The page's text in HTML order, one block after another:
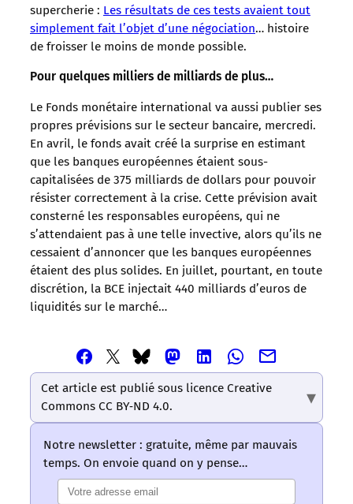
supercherie : Les résultats de ces tests avaient tout
simplement fait l’objet d’une négociation… histoire
de froisser le moins de monde possible.
Pour quelques milliers de milliards de plus…
Le Fonds monétaire international va aussi publier ses
propres prévisions sur le secteur bancaire, mercredi.
En avril, le fonds avait créé la surprise en estimant
que les banques européennes étaient sous-
capitalisées de 375 milliards de dollars pour pouvoir
résister correctement à la crise. Cette prévision avait
consterné les responsables européens, qui ne
s’attendaient pas à une telle invective, alors qu’ils ne
cessaient d’annoncer que les banques européennes
étaient des plus solides. En juillet, pourtant, en toute
discrétion, la BCE injectait 440 milliards d’euros de
liquidités sur le marché…
Partager
cet
article
via
Facebook
–
Les
mots
ont
Partager
cet
article
via
–
Les
mots
Partager
cet
article
via
–
Les
mots
Partager
cet
article
via
Mastodon
–
Les
mots
Partager
cet
article
Linkedin
–
Les
mots
Partager
cet
article
Whatsapp
–
Les
mots
Partager
cet
article
Email
–
mots
Cet article est publié sous licence Creative
Commons CC BY‑ND 4.0.
Notre newsletter : gratuite, même par mauvais
temps. On envoie quand on y pense…